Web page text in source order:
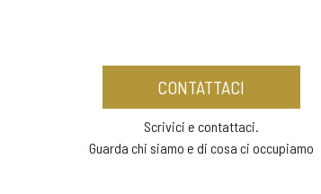
CONTATTACI
Scrivici e contattaci.
Guarda chi siamo e di cosa ci occupiamo